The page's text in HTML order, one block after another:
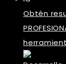
Obtén